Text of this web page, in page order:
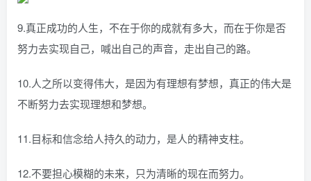
9.真正成功的人生，不在于你的成就有多大，而在于你是否
努力去实现自己，喊出自己的声音，走出自己的路。
10.人之所以变得伟大，是因为有理想有梦想，真正的伟大是
不断努力去实现理想和梦想。
11.目标和信念给人持久的动力，是人的精神支柱。
12.不要担心模糊的未来，只为清晰的现在而努力。